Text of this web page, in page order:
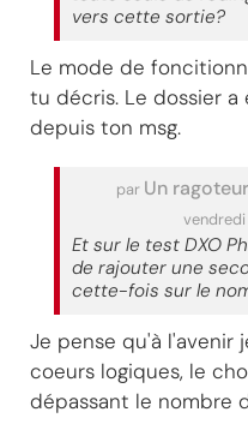
vers cette sortie?
Le mode de
tu décris. Le dossier
depuis ton msg.
par Un
vendredi
Et sur le test DXO
de rajouter une
cette-fois sur le
Je pense qu'à l'avenir
coeurs logiques, le
dépassant le nombre